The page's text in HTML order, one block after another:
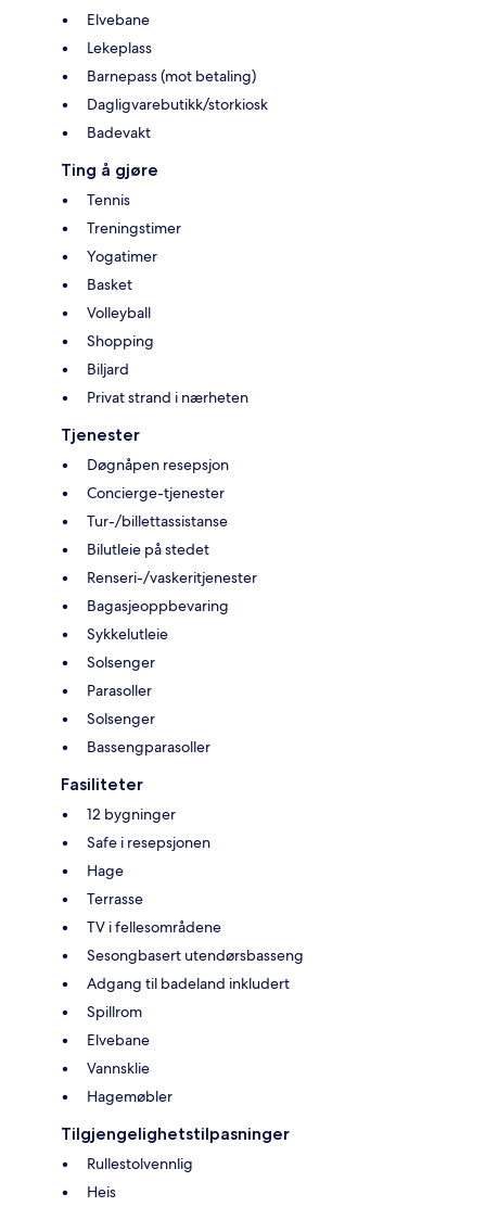
Elvebane
Lekeplass
Barnepass (mot betaling)
Dagligvarebutikk/storkiosk
Badevakt
Ting å gjøre
Tennis
Treningstimer
Yogatimer
Basket
Volleyball
Shopping
Biljard
Privat strand i nærheten
Tjenester
Døgnåpen resepsjon
Concierge-tjenester
Tur-/billettassistanse
Bilutleie på stedet
Renseri-/vaskeritjenester
Bagasjeoppbevaring
Sykkelutleie
Solsenger
Parasoller
Solsenger
Bassengparasoller
Fasiliteter
12 bygninger
Safe i resepsjonen
Hage
Terrasse
TV i fellesområdene
Sesongbasert utendørsbasseng
Adgang til badeland inkludert
Spillrom
Elvebane
Vannsklie
Hagemøbler
Tilgjengelighetstilpasninger
Rullestolvennlig
Heis